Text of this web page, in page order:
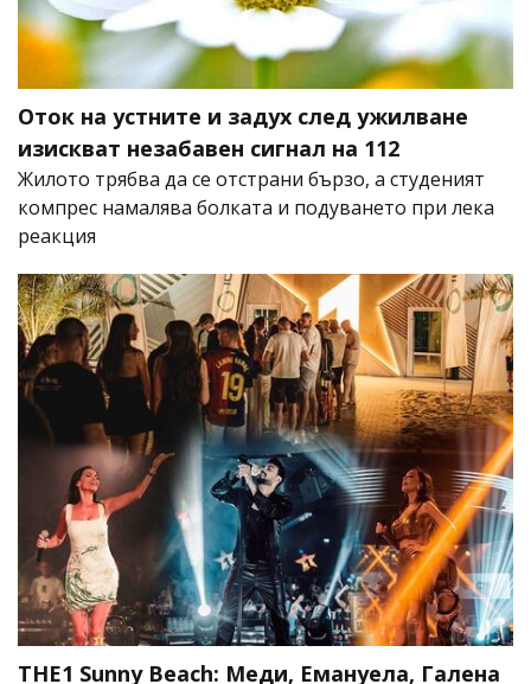
Оток на устните и задух след ужилване
изискват незабавен сигнал на 112
Жилото трябва да се отстрани бързо, а студеният
компрес намалява болката и подуването при лека
реакция
THE1 Sunny Beach: Меди, Емануела, Галена